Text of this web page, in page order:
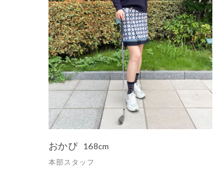
おかぴ 168cm
本部スタッフ